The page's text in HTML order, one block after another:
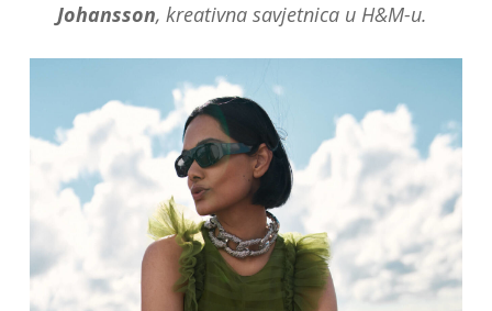
Johansson, kreativna savjetnica u H&M-u.